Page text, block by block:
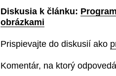
Diskusia k článku:
obrázkami
Prispievajte do diskusií ako
Komentár, na ktorý